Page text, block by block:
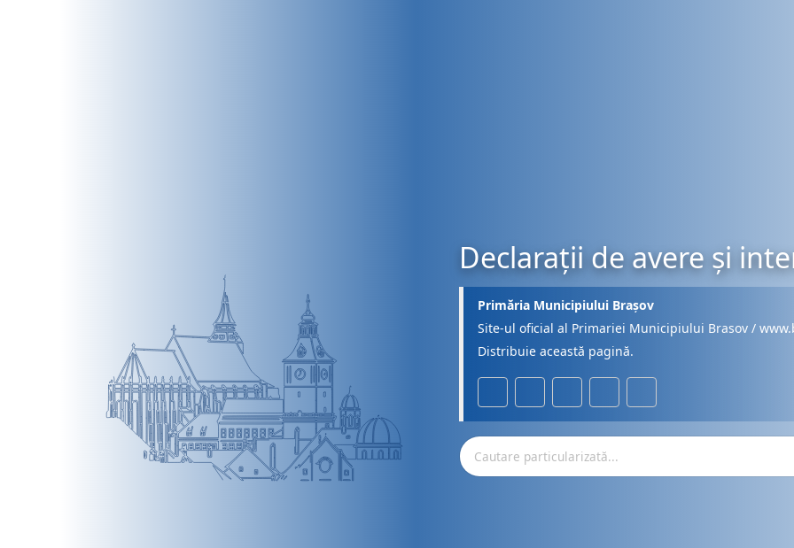
Declarații de avere și
Primăria Municipiului Brașov
Site-ul oficial al Primariei Municipiului Brasov /
Distribuie această pagină.